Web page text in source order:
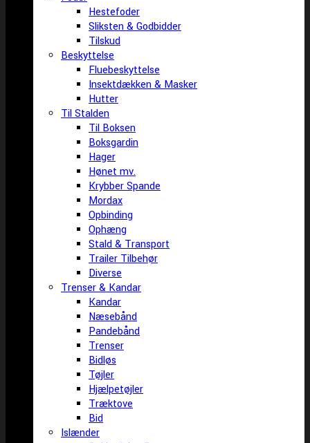
Hestefoder
Sliksten & Godbidder
Tilskud
Beskyttelse
Fluebeskyttelse
Insektdækken & Masker
Hutter
Til Stalden
Til Boksen
Boksgardin
Hager
Hønet mv.
Krybber Spande
Mordax
Opbinding
Ophæng
Stald & Transport
Trailer Tilbehør
Diverse
Trenser & Kandar
Kandar
Næsebånd
Pandebånd
Trenser
Bidløs
Tøjler
Hjælpetøjler
Træktove
Bid
Islænder